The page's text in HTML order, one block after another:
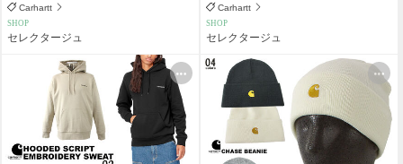
Carhartt
SHOP
セレクタージュ
Carhartt
SHOP
セレクタージュ